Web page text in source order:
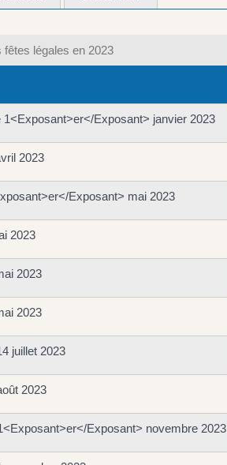
fêtes légales en 2023
1<Exposant>er</Exposant> janvier 2023
2023
Exposant> mai 2023
2023
2023
2023
juillet 2023
2023
Exposant> novembre 2023